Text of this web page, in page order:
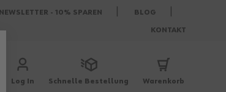
NEWSLETTER - 10% SPAREN BLOG
KONTAKT
Log In Schnelle Bestellung Warenkorb